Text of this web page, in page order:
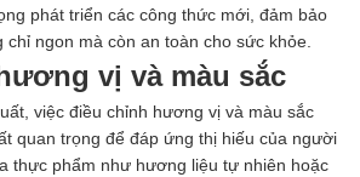
phát triển các công thức mới, đảm bảo
chỉ ngon mà còn an toàn cho sức khỏe.
vị và màu sắc
việc điều chỉnh hương vị và màu sắc
quan trọng để đáp ứng thị hiếu của người
thực phẩm như hương liệu tự nhiên hoặc